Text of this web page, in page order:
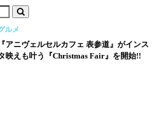
ルメ
『アニヴェルセルカフェ 表参道』がインス
映えも叶う『Christmas Fair』を開始!!